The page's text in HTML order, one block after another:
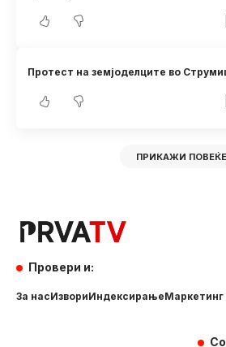
Протест на земјоделците во
ПРИКАЖИ ПОВЕЌЕ
Провери и:
За насИзвориИндексирањеМаркетинг